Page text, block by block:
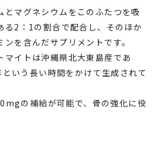
とマグネシウムをこのふたつを吸
る2：1の割合で配合し、そのほか
を含んだサプリメントです。
マイトは沖縄県北大東島産であ
いう長い時間をかけて生成されて
の補給が可能で、骨の強化に役